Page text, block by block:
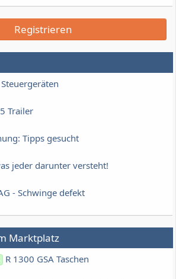
Registrieren
Trailer
Tipps gesucht
jeder darunter versteht!
- Schwinge defekt
Marktplatz
R 1300 GSA Taschen